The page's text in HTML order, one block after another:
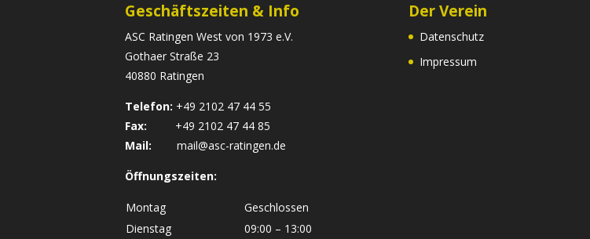
Geschäftszeiten & Info
ASC Ratingen West von 1973 e.V.
Gothaer Straße 23
40880 Ratingen
Telefon: +49 2102 47 44 55
Fax: +49 2102 47 44 85
Mail:
mail@asc-ratingen.de
Öffnungszeiten:
Montag
Geschlossen
Dienstag
09:00 – 13:00
Der Verein
Datenschutz
Impressum